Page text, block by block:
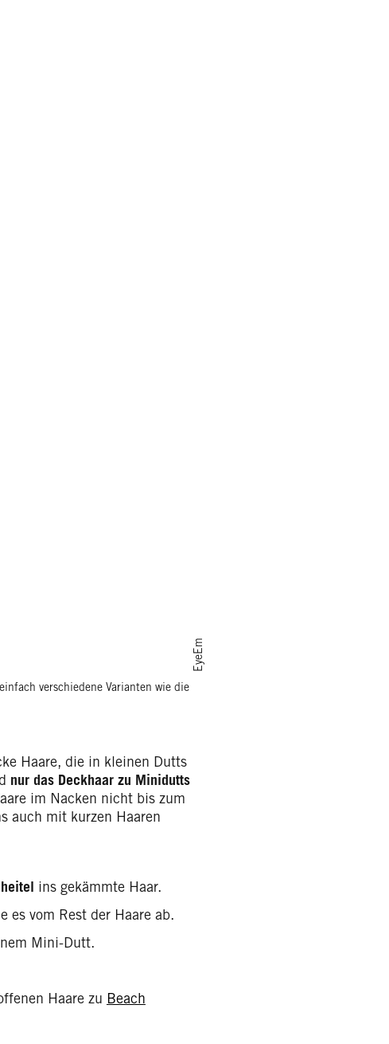
EyeEm
verschiedene Varianten wie die
Haare, die in kleinen Dutts
nur das Deckhaar zu Minidutts
im Nacken nicht bis zum
auch mit kurzen Haaren
ins gekämmte Haar.
es vom Rest der Haare ab.
Mini-Dutt.
Haare zu Beach